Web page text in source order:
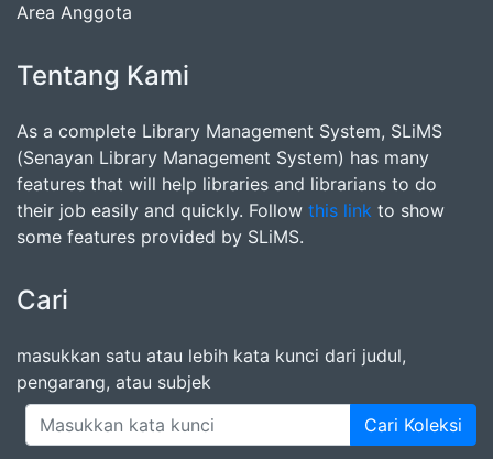
Area Anggota
Tentang Kami
As a complete Library Management System, SLiMS
(Senayan Library Management System) has many
features that will help libraries and librarians to do
their job easily and quickly. Follow this link to show
some features provided by SLiMS.
Cari
masukkan satu atau lebih kata kunci dari judul,
pengarang, atau subjek
Cari Koleksi